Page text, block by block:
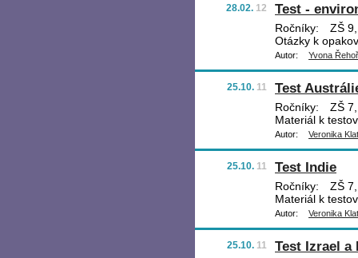
28.02. 12 Test -
Ročníky:
ZŠ
Otázky k
Autor: Yvona
25.10. 11 Test
Ročníky:
ZŠ
Materiál k
Autor: Veronika
25.10. 11 Test Indie
Ročníky:
ZŠ
Materiál k
Autor: Veronika
25.10. 11 Test Izrael a